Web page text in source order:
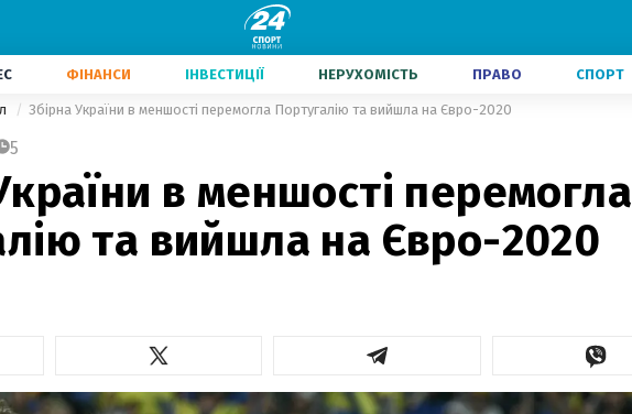
ФІНАНСИ ІНВЕСТИЦІЇ НЕРУХОМІСТЬ ПРАВО СПОРТ
Збірна України в меншості перемогла Португалію та вийшла на Євро-2020
5
в меншості перемогла
та вийшла на Євро-2020